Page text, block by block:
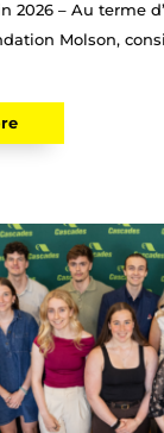
2026 – Au terme
Molson,